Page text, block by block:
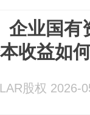
企业国有
收益如
股权 2026-